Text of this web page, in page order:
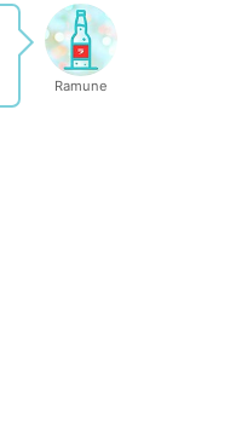
Ramune